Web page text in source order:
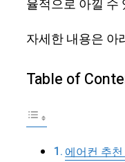
율적으로 아낄 수
자세한 내용은 아
Table of
에어컨 추